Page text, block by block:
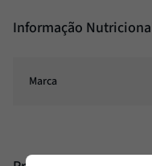
Informação
Marca